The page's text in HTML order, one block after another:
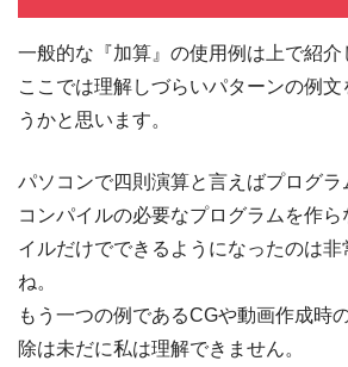
一般的な『加算』の使用例は上で紹介
ここでは理解しづらいパターンの例文
うかと思います。
パソコンで四則演算と言えばプログ
コンパイルの必要なプログラムを作
イルだけでできるようになったのは
ね。
もう一つの例であるCGや動画作成時
除は未だに私は理解できません。